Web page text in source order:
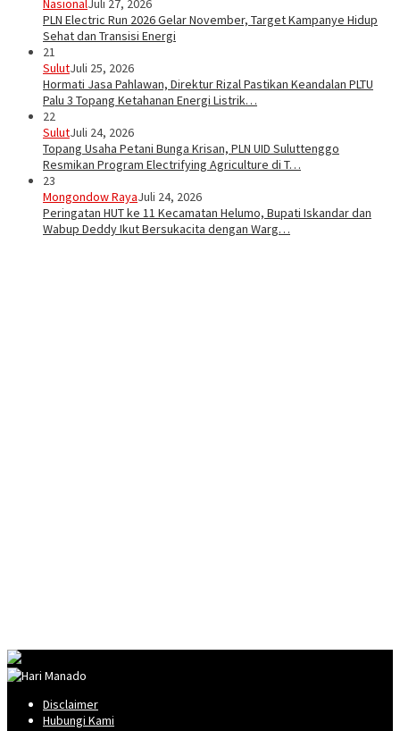
NasionalJuli 27, 2026
PLN Electric Run 2026 Gelar November, Target Kampanye Hidup
Sehat dan Transisi Energi
21
SulutJuli 25, 2026
Hormati Jasa Pahlawan, Direktur Rizal Pastikan Keandalan PLTU
Palu 3 Topang Ketahanan Energi Listrik…
22
SulutJuli 24, 2026
Topang Usaha Petani Bunga Krisan, PLN UID Suluttenggo
Resmikan Program Electrifying Agriculture di T…
23
Mongondow RayaJuli 24, 2026
Peringatan HUT ke 11 Kecamatan Helumo, Bupati Iskandar dan
Wabup Deddy Ikut Bersukacita dengan Warg…
Disclaimer
Hubungi Kami